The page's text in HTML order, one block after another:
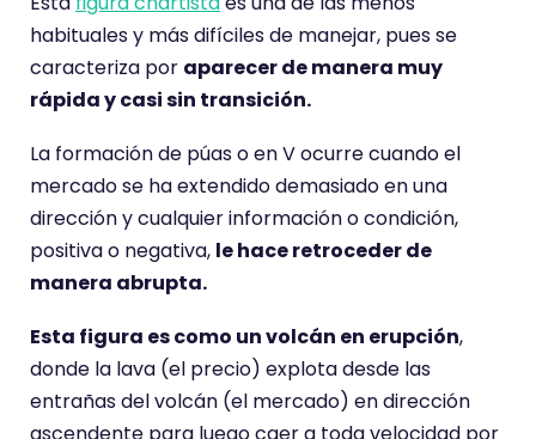
habituales y más difíciles de manejar, pues se
caracteriza por aparecer de manera muy
rápida y casi sin transición.
La formación de púas o en V ocurre cuando el
mercado se ha extendido demasiado en una
dirección y cualquier información o condición,
positiva o negativa, le hace retroceder de
manera abrupta.
Esta figura es como un volcán en erupción,
donde la lava (el precio) explota desde las
entrañas del volcán (el mercado) en dirección
ascendente para luego caer a toda velocidad por